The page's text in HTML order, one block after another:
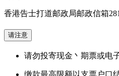
香港告士打道邮政局邮政信箱
请注意
请勿投寄现金丶期票或电
缴款最高限额以支票户口